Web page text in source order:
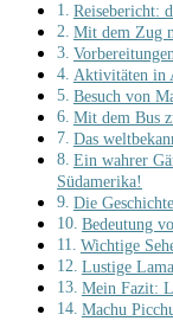
Reisebericht:
Mit dem Zug
Aktivitäten in
Besuch von
Mit dem Bus
Das
Ein wahrer
Südamerika!
Die
Bedeutung
Wichtige
Lustige
Mein Fazit:
Machu